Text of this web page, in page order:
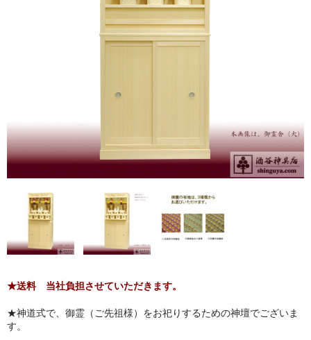
ユーザーログイン
★送料 当社負担させていただきます。
★神道式で、御霊（ご先祖様）をお祀りするための神壇でございま
す。